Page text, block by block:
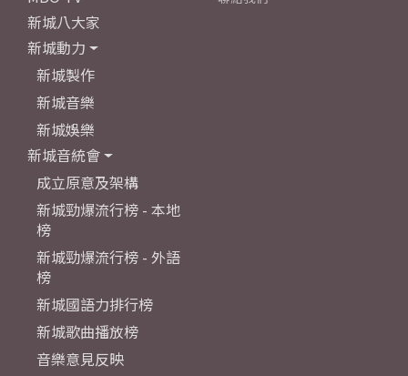
新城八大家
新城動力
新城製作
新城音樂
新城娛樂
新城音統會
成立原意及架構
新城勁爆流行榜 - 本地
榜
新城勁爆流行榜 - 外語
榜
新城國語力排行榜
新城歌曲播放榜
音樂意見反映